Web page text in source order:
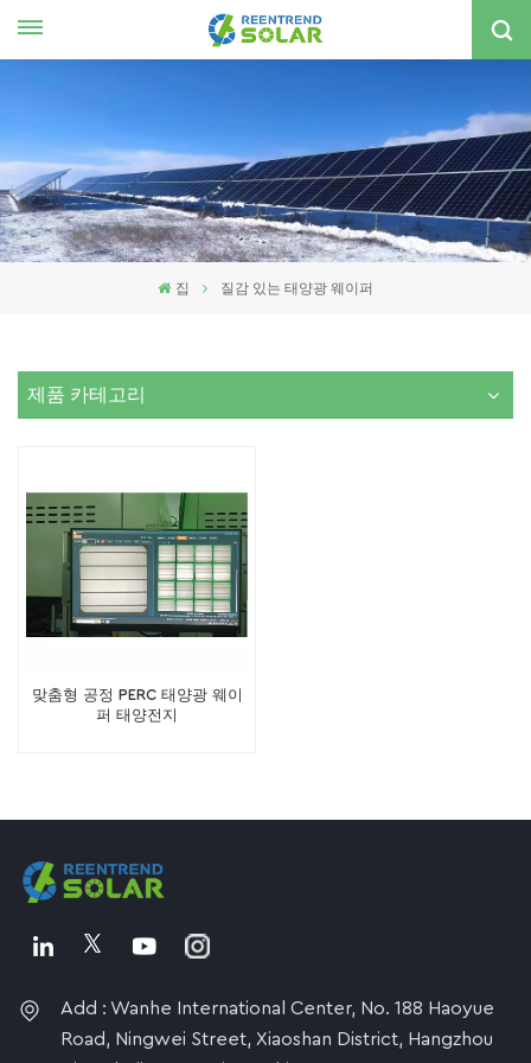
국의
집 질감 있는 태양광 웨이퍼
제품 카테고리
맞춤형 공정 PERC 태양광 웨이
퍼 태양전지
Add : Wanhe International Center, No. 188 Haoyue
Road, Ningwei Street, Xiaoshan District, Hangzhou